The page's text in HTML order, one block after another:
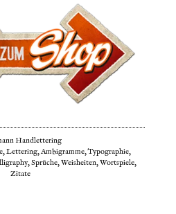
Handlettering
Lettering, Ambigramme, Typographie,
Sprüche, Weisheiten, Wortspiele,
Zitate